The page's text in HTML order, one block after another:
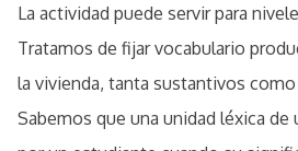
La actividad puede servir para
Tratamos de fijar vocabulario
la vivienda, tanta sustantivos
Sabemos que una unidad léxica de